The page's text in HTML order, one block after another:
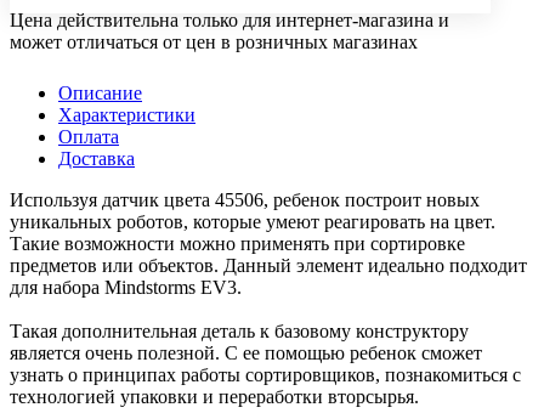
Цена действительна только для интернет-магазина и
может отличаться от цен в розничных магазинах
Описание
Характеристики
Оплата
Доставка
Используя датчик цвета 45506, ребенок построит новых
уникальных роботов, которые умеют реагировать на цвет.
Такие возможности можно применять при сортировке
предметов или объектов. Данный элемент идеально подходит
для набора Mindstorms EV3.
Такая дополнительная деталь к базовому конструктору
является очень полезной. С ее помощью ребенок сможет
узнать о принципах работы сортировщиков, познакомиться с
технологией упаковки и переработки вторсырья.